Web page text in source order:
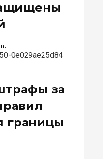
за
границы